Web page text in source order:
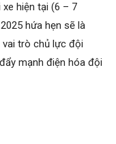
hiện tại (6 – 7
hứa hẹn sẽ là
vai trò chủ lực đội
mạnh điện hóa đội